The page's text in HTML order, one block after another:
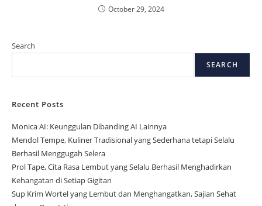
October 29, 2024
Search
SEARCH
Recent Posts
Monica AI: Keunggulan Dibanding AI Lainnya
Mendol Tempe, Kuliner Tradisional yang Sederhana tetapi Selalu
Berhasil Menggugah Selera
Prol Tape, Cita Rasa Lembut yang Selalu Berhasil Menghadirkan
Kehangatan di Setiap Gigitan
Sup Krim Wortel yang Lembut dan Menghangatkan, Sajian Sehat